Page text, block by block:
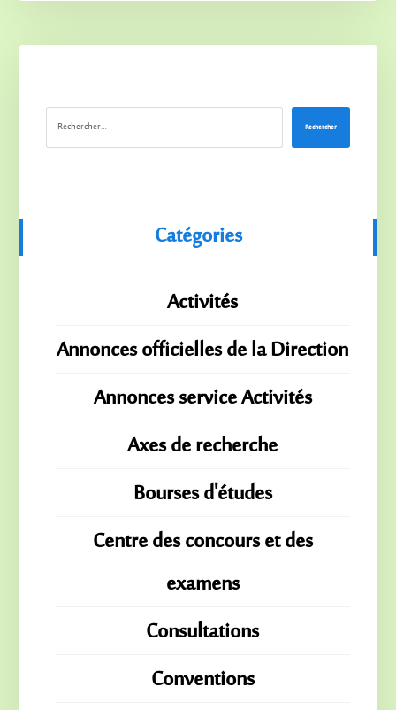
Rechercher
Catégories
Activités
Annonces officielles de la Direction
Annonces service Activités
Axes de recherche
Bourses d'études
Centre des concours et des
examens
Consultations
Conventions